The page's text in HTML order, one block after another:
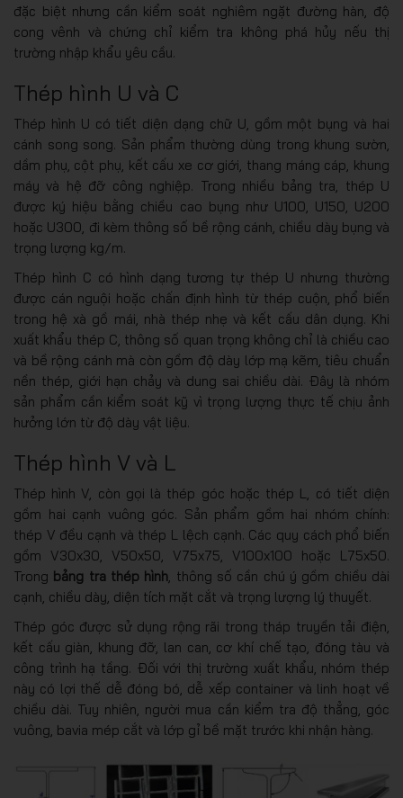
đặc biệt nhưng cần kiểm soát nghiêm ngặt đường hàn, độ
cong vênh và chứng chỉ kiểm tra không phá hủy nếu thị
trường nhập khẩu yêu cầu.
Thép hình U và C
Thép hình U có tiết diện dạng chữ U, gồm một bụng và hai
cánh song song. Sản phẩm thường dùng trong khung sườn,
dầm phụ, cột phụ, kết cấu xe cơ giới, thang máng cáp, khung
máy và hệ đỡ công nghiệp. Trong nhiều bảng tra, thép U
được ký hiệu bằng chiều cao bụng như U100, U150, U200
hoặc U300, đi kèm thông số bề rộng cánh, chiều dày bụng và
trọng lượng kg/m.
Thép hình C có hình dạng tương tự thép U nhưng thường
được cán nguội hoặc chấn định hình từ thép cuộn, phổ biến
trong hệ xà gồ mái, nhà thép nhẹ và kết cấu dân dụng. Khi
xuất khẩu thép C, thông số quan trọng không chỉ là chiều cao
và bề rộng cánh mà còn gồm độ dày lớp mạ kẽm, tiêu chuẩn
nền thép, giới hạn chảy và dung sai chiều dài. Đây là nhóm
sản phẩm cần kiểm soát kỹ vì trọng lượng thực tế chịu ảnh
hưởng lớn từ độ dày vật liệu.
Thép hình V và L
Thép hình V, còn gọi là thép góc hoặc thép L, có tiết diện
gồm hai cạnh vuông góc. Sản phẩm gồm hai nhóm chính:
thép V đều cạnh và thép L lệch cạnh. Các quy cách phổ biến
gồm V30x30, V50x50, V75x75, V100x100 hoặc L75x50.
Trong bảng tra thép hình, thông số cần chú ý gồm chiều dài
cạnh, chiều dày, diện tích mặt cắt và trọng lượng lý thuyết.
Thép góc được sử dụng rộng rãi trong tháp truyền tải điện,
kết cấu giàn, khung đỡ, lan can, cơ khí chế tạo, đóng tàu và
công trình hạ tầng. Đối với thị trường xuất khẩu, nhóm thép
này có lợi thế dễ đóng bó, dễ xếp container và linh hoạt về
chiều dài. Tuy nhiên, người mua cần kiểm tra độ thẳng, góc
vuông, bavia mép cắt và lớp gỉ bề mặt trước khi nhận hàng.